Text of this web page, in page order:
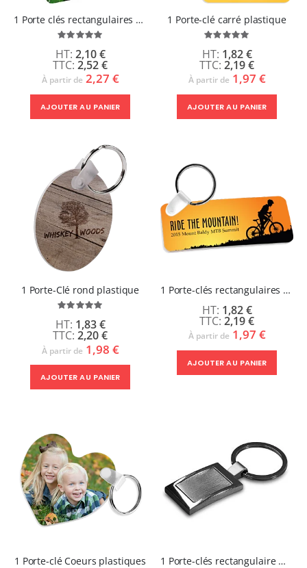
1 Porte clés rectangulaires aluminium double face - petit modèle
Évaluation:
2,52 €
2,10 €
À partir de 2,27 €
AJOUTER AU PANIER
1 Porte-clé carré plastique
Évaluation:
2,19 €
1,82 €
À partir de 1,97 €
AJOUTER AU PANIER
1 Porte-Clé rond plastique
Évaluation:
2,20 €
1,83 €
À partir de 1,98 €
AJOUTER AU PANIER
1 Porte-clés rectangulaires plastiques
2,19 €
1,82 €
À partir de 1,97 €
AJOUTER AU PANIER
1 Porte-clé Coeurs plastiques 1 Porte-clés rectangulaire métal 29 x 42 mm